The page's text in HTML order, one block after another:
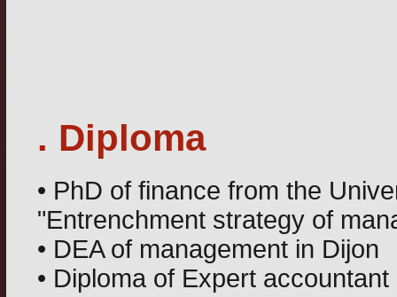
. Diploma
• PhD of finance from the
"Entrenchment strategy of
• DEA of management in Dijon
• Diploma of Expert